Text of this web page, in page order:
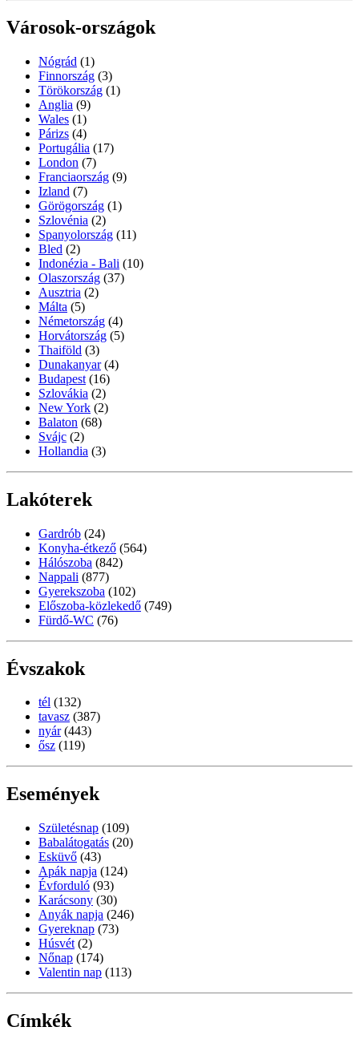
Városok-országok
Nógrád (1)
Finnország (3)
Törökország (1)
Anglia (9)
Wales (1)
Párizs (4)
Portugália (17)
London (7)
Franciaország (9)
Izland (7)
Görögország (1)
Szlovénia (2)
Spanyolország (11)
Bled (2)
Indonézia - Bali (10)
Olaszország (37)
Ausztria (2)
Málta (5)
Németország (4)
Horvátország (5)
Thaiföld (3)
Dunakanyar (4)
Budapest (16)
Szlovákia (2)
New York (2)
Balaton (68)
Svájc (2)
Hollandia (3)
Lakóterek
Gardrób (24)
Konyha-étkező (564)
Hálószoba (842)
Nappali (877)
Gyerekszoba (102)
Előszoba-közlekedő (749)
Fürdő-WC (76)
Évszakok
tél (132)
tavasz (387)
nyár (443)
ősz (119)
Események
Születésnap (109)
Babalátogatás (20)
Esküvő (43)
Apák napja (124)
Évforduló (93)
Karácsony (30)
Anyák napja (246)
Gyereknap (73)
Húsvét (2)
Nőnap (174)
Valentin nap (113)
Címkék